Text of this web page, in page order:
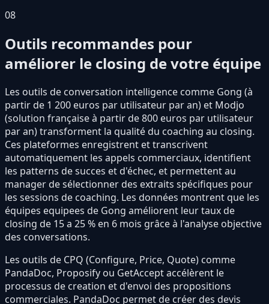
08
Outils recommandes pour
améliorer le closing de votre équipe
Les outils de conversation intelligence comme Gong (à
partir de 1 200 euros par utilisateur par an) et Modjo
(solution française à partir de 800 euros par utilisateur
par an) transforment la qualité du coaching au closing.
Ces plateformes enregistrent et transcrivent
automatiquement les appels commerciaux, identifient
les patterns de succes et d'échec, et permettent au
manager de sélectionner des extraits spécifiques pour
les sessions de coaching. Les données montrent que les
équipes equipees de Gong améliorent leur taux de
closing de 15 a 25 % en 6 mois grâce à l'analyse objective
des conversations.
Les outils de CPQ (Configure, Price, Quote) comme
PandaDoc, Proposify ou GetAccept accélèrent le
processus de creation et d'envoi des propositions
commerciales. PandaDoc permet de créer des devis